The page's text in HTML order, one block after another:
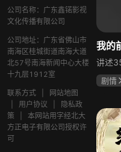
公司名称：广东鑫锘影视
文化传播有限公司
公司地址：广东省佛山市
南海区桂城街道南海大道
北57号南海新闻中心大楼
十九层1912室
联系方式
网站地图
用户协议
隐私政
策
本网站用字经北大
方正电子有限公司授权许
可
我的
剧情